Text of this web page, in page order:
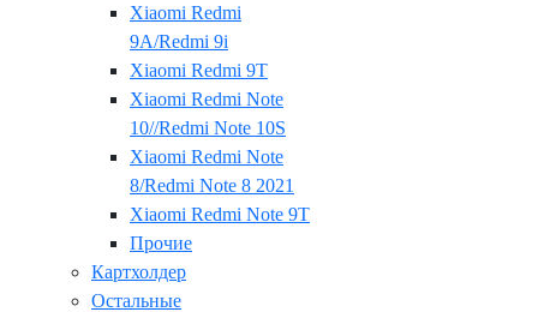
Xiaomi Redmi
9A/Redmi 9i
Xiaomi Redmi 9T
Xiaomi Redmi Note
10//Redmi Note 10S
Xiaomi Redmi Note
8/Redmi Note 8 2021
Xiaomi Redmi Note 9T
Прочие
Картхолдер
Остальные